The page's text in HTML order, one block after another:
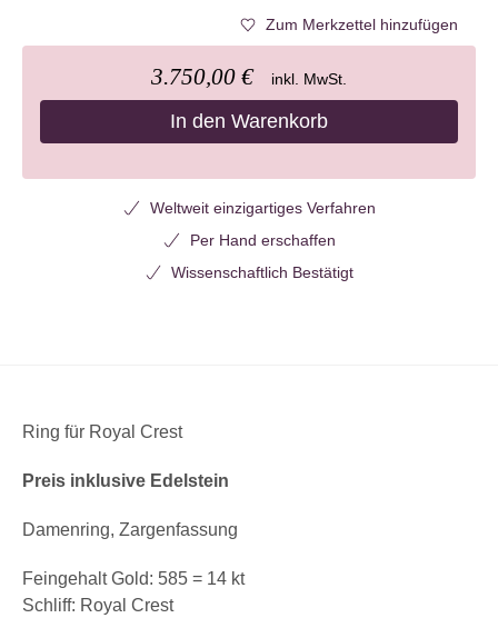
Zum Merkzettel hinzufügen
3.750,00 € inkl. MwSt.
In den Warenkorb
Weltweit einzigartiges Verfahren
Per Hand erschaffen
Wissenschaftlich Bestätigt
Ring für Royal Crest
Preis inklusive Edelstein
Damenring, Zargenfassung
Feingehalt Gold: 585 = 14 kt
Schliff: Royal Crest